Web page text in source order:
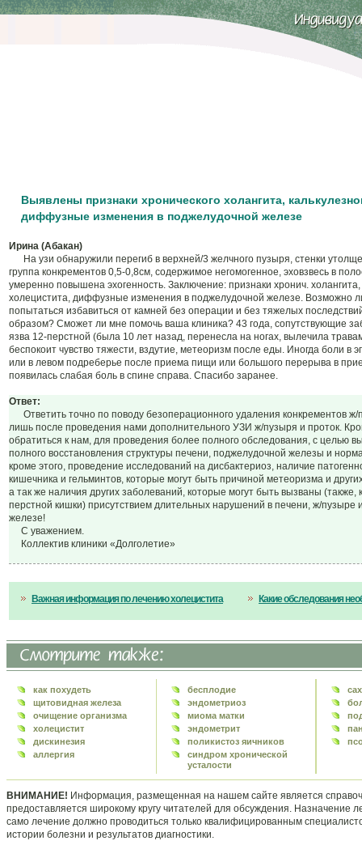
Выявлены признаки хронического холангита,
диффузные изменения в поджелудочной железе
Ирина (Абакан)
На узи обнаружили перегиб в верхней/3 желчного пузыря, стенки
группа конкрементов 0,5-0,8см, содержимое негомогенное, эховзвесь в
умеренно повышена эхогенность. Заключение: признаки хронич. холангита,
холецистита, диффузные изменения в поджелудочной железе. Возможно
попытаться избавиться от камней без операции и без тяжелых
образом? Сможет ли мне помочь ваша клиника? 43 года, cопутствующие
язва 12-перстной (была 10 лет назад, перенесла на ногах, вылечила
беспокоит чувство тяжести, вздутие, метеоризм после еды. Иногда боли в
или в левом подреберье после приема пищи или большого перерыва в
появилась слабая боль в спине справа. Спасибо заранее.
Ответ:
Ответить точно по поводу безоперационного удаления конкрементов
лишь после проведения нами дополнительного УЗИ ж/пузыря и проток.
обратиться к нам, для проведения более полного обследования, с целью
полного восстановления структуры печени, поджелудочной железы и
кроме этого, проведение исследований на дисбактериоз, наличие
кишечника и гельминтов, которые могут быть причиной метеоризма и
а так же наличия других заболеваний, которые могут быть вызваны (также,
перстной кишки) присутствием длительных нарушений в печени, ж/пузыре
железе!
С уважением.
Коллектив клиники «Долголетие»
Важная информация по лечению холецистита Какие обследования
как похудеть
щитовидная железа
очищение организма
холецистит
дискинезия
аллергия
бесплодие
эндометриоз
миома матки
эндометрит
поликистоз яичников
синдром хронической
усталости
ВНИМАНИЕ! Информация, размещенная на нашем сайте является
предоставляется широкому кругу читателей для обсуждения. Назначение
само лечение должно проводиться только квалифицированным
истории болезни и результатов диагностики.